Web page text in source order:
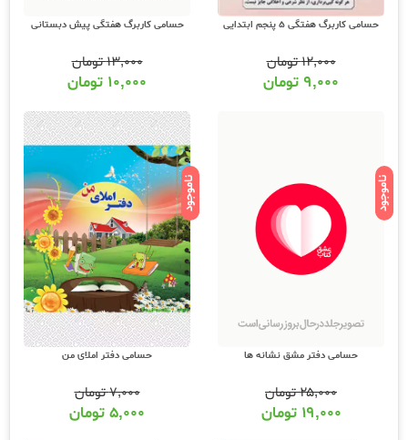
حسامی کاربرگ هفتگی 5 پنجم ابتدایی
۱۲,۰۰۰تومان
۹,۰۰۰ تومان
حسامی کاربرگ هفتگی پیش دبستانی
۱۳,۰۰۰تومان
۱۰,۰۰۰ تومان
ناموجود
حسامی دفتر مشق نشانه ها
۲۵,۰۰۰تومان
۱۹,۰۰۰ تومان
ناموجود
حسامی دفتر املای من
۷,۰۰۰تومان
۵,۰۰۰ تومان